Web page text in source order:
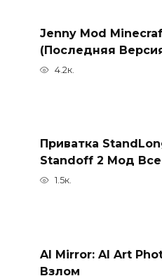
Jenny Mod
(Последняя
4.2к.
Приватка
Standoff 2 Мод
1.5к.
AI Mirror: AI Art
Взлом